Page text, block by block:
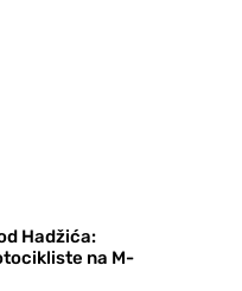
Hadžića:
na M-